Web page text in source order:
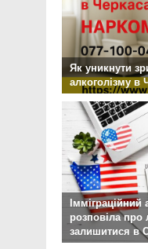
Як уникнути
алкоголізму
розповіла про
залишитися в